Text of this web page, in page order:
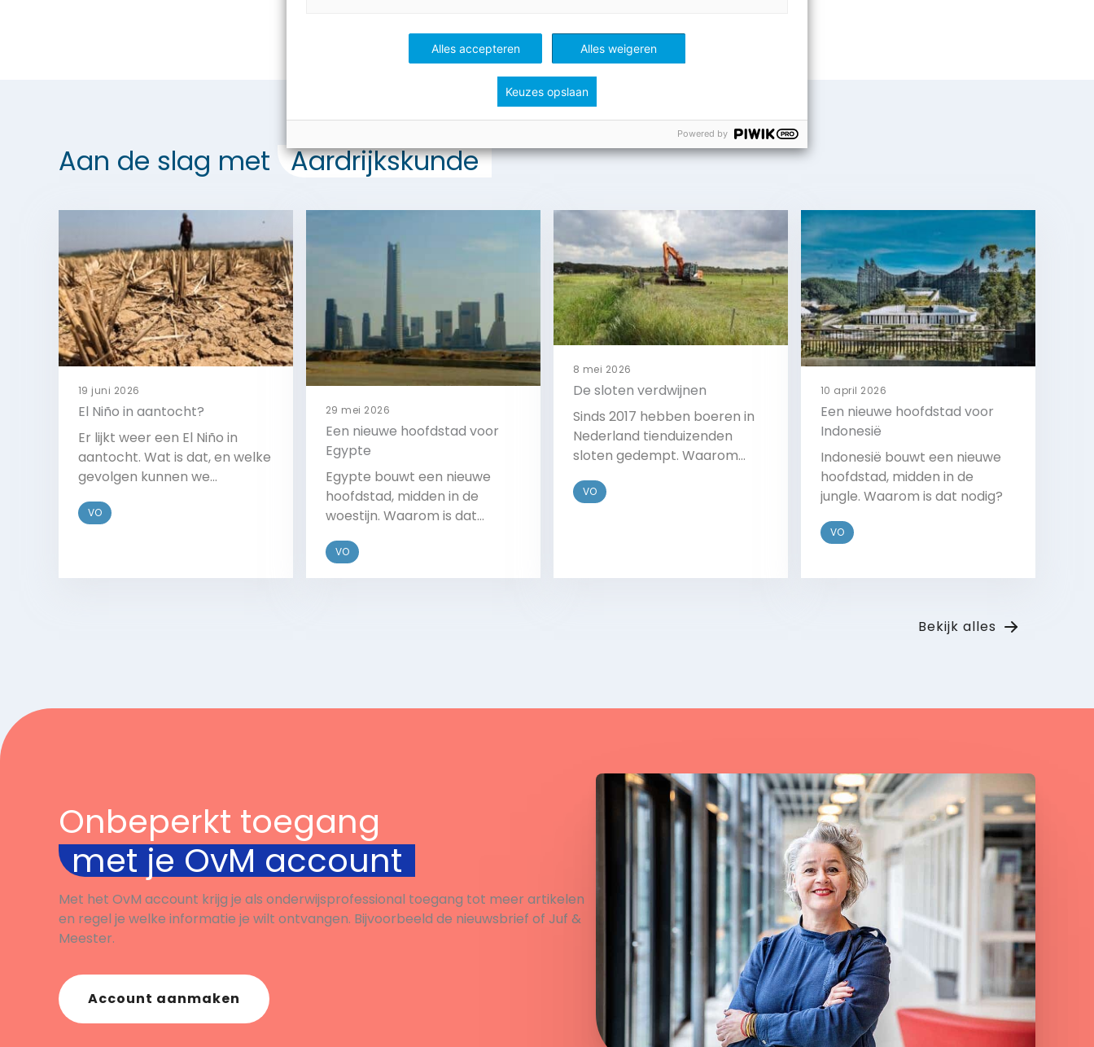
Aan de slag met Aardrijkskunde
19 juni 2026
El Niño in aantocht?
Er lijkt weer een El Niño in
aantocht. Wat is dat, en welke
gevolgen kunnen we
VO
29 mei 2026
Een nieuwe hoofdstad voor
Egypte
Egypte bouwt een nieuwe
hoofdstad, midden in de
woestijn. Waarom is dat
VO
8 mei 2026
De sloten verdwijnen
Sinds 2017 hebben boeren in
Nederland tienduizenden
sloten gedempt. Waarom
gevolgen?
VO
10 april 2026
Een nieuwe hoofdstad voor
Indonesië
Indonesië bouwt een nieuwe
hoofdstad, midden in de
jungle. Waarom is dat nodig?
VO
Bekijk alles
Onbeperkt toegang
met je OvM account
Met het OvM account krijg je als onderwijsprofessional toegang tot meer artikelen
en regel je welke informatie je wilt ontvangen. Bijvoorbeeld de nieuwsbrief of Juf &
Meester.
Account aanmaken
Alles accepteren Alles weigeren
Keuzes opslaan
Powered by